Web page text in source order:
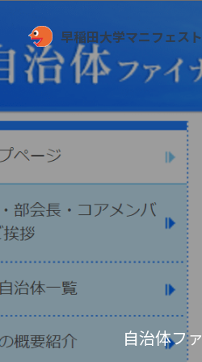
早稲田大学マニフェス
自治体